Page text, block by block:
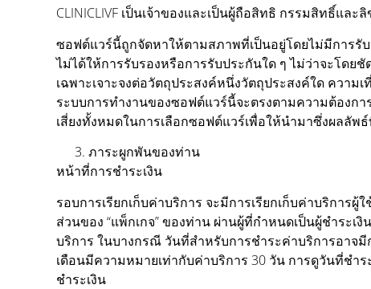
CLINICLIVF เป็นเจ้าของและเป็นผู้ถือสิทธิ กรรมสิทธิ์
ซอฟต์แวร์นี้ถูกจัดหาให้ตามสภาพที่เป็นอยู่โดยไม่มีการรั
ไม่ได้ให้การรับรองหรือการรับประกันใด ๆ ไม่ว่าจะโด
เฉพาะเจาะจงต่อวัตถุประสงค์หนึ่งวัตถุประสงค์ใด ความ
ระบบการทำงานของซอฟต์แวร์นี้จะตรงตามความต้องก
เสี่ยงทั้งหมดในการเลือกซอฟต์แวร์เพื่อให้นำมาซึ่งผลลั
ภาระผูกพันของท่าน
หน้าที่การชำระเงิน
รอบการเรียกเก็บค่าบริการ จะมีการเรียกเก็บค่าบริการผู้
ส่วนของ “แพ็กเกจ” ของท่าน ผ่านผู้ที่กำหนดเป็นผู้ชำระเ
บริการ ในบางกรณี วันที่สำหรับการชำระค่าบริการอาจมี
เดือนมีความหมายเท่ากับค่าบริการ 30 วัน การดูวันที่ชำ
ชำระเงิน